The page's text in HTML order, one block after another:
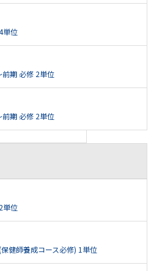
単位
期 必修 2単位
期 必修 2単位
単位
健師養成コース必修) 1単位